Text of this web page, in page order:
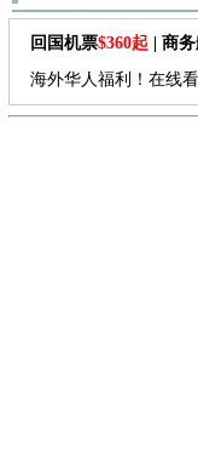
回国机票$360起 | 商
海外华人福利！在线